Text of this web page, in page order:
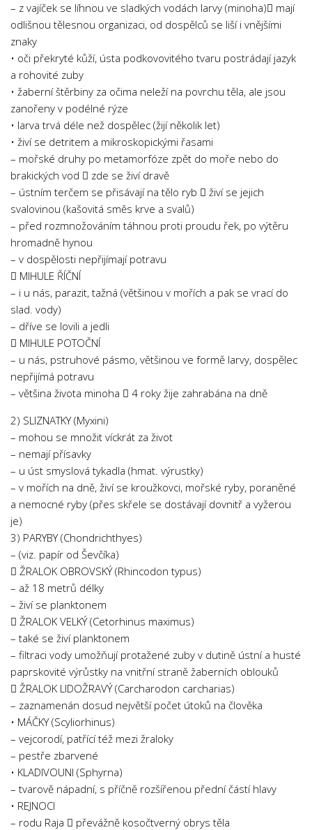
– z vajíček se líhnou ve sladkých vodách larvy (minoha) mají
odlišnou tělesnou organizaci, od dospělců se liší i vnějšími
znaky
• oči překryté kůží, ústa podkovovitého tvaru postrádají jazyk
a rohovité zuby
• žaberní štěrbiny za očima neleží na povrchu těla, ale jsou
zanořeny v podélné rýze
• larva trvá déle než dospělec (žijí několik let)
• živí se detritem a mikroskopickými řasami
– mořské druhy po metamorfóze zpět do moře nebo do
brakických vod  zde se živí dravě
– ústním terčem se přisávají na tělo ryb  živí se jejich
svalovinou (kašovitá směs krve a svalů)
– před rozmnožováním táhnou proti proudu řek, po výtěru
hromadně hynou
– v dospělosti nepřijímají potravu
 MIHULE ŘÍČNÍ
– i u nás, parazit, tažná (většinou v mořích a pak se vrací do
slad. vody)
– dříve se lovili a jedli
 MIHULE POTOČNÍ
– u nás, pstruhové pásmo, většinou ve formě larvy, dospělec
nepřijímá potravu
– většina života minoha  4 roky žije zahrabána na dně
2) SLIZNATKY (Myxini)
– mohou se množit víckrát za život
– nemají přísavky
– u úst smyslová tykadla (hmat. výrustky)
– v mořích na dně, živí se kroužkovci, mořské ryby, poraněné
a nemocné ryby (přes skřele se dostávají dovnitř a vyžerou
je)
3) PARYBY (Chondrichthyes)
– (viz. papír od Ševčíka)
 ŽRALOK OBROVSKÝ (Rhincodon typus)
– až 18 metrů délky
– živí se planktonem
 ŽRALOK VELKÝ (Cetorhinus maximus)
– také se živí planktonem
– filtraci vody umožňují protažené zuby v dutině ústní a husté
paprskovité výrůstky na vnitřní straně žaberních oblouků
 ŽRALOK LIDOŽRAVÝ (Carcharodon carcharias)
– zaznamenán dosud největší počet útoků na člověka
• MÁČKY (Scyliorhinus)
– vejcorodí, patřící též mezi žraloky
– pestře zbarvené
• KLADIVOUNI (Sphyrna)
– tvarově nápadní, s příčně rozšířenou přední částí hlavy
• REJNOCI
– rodu Raja  převážně kosočtverný obrys těla